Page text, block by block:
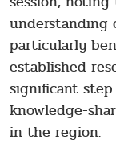
understanding
particularly
established
significant
knowledge-
in the region.